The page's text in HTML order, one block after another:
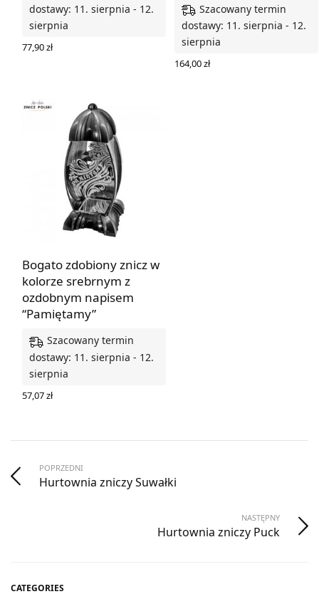
dostawy: 11. sierpnia - 12.
sierpnia
77,90zł
Szacowany termin
dostawy: 11. sierpnia - 12.
sierpnia
164,00zł
Bogato zdobiony znicz w
kolorze srebrnym z
ozdobnym napisem
“Pamiętamy”
Szacowany termin
dostawy: 11. sierpnia - 12.
sierpnia
57,07zł
POPRZEDNI
Hurtownia zniczy Suwałki
NASTĘPNY
Hurtownia zniczy Puck
CATEGORIES